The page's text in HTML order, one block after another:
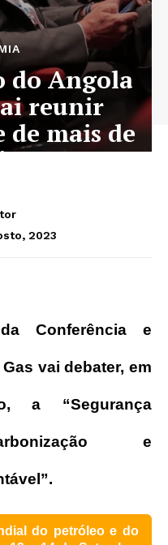
do Angola
reunir
mais de
2023
Conferência e
vai debater, em
a “Segurança
e
do petróleo e do